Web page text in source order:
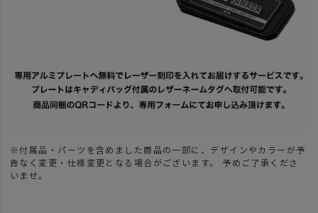
※付属品・パーツを含めました商品の一部に、デザインやカラーが予
告なく変更・仕様変更となる場合がございます。 予めご了承くださ
いませ。